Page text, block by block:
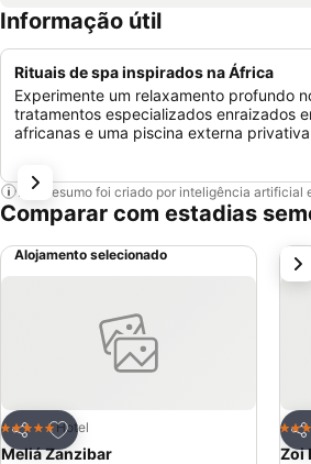
Informação útil
Rituais de spa inspirados na África
Experimente um relaxamento profundo
tratamentos especializados enraizados
africanas e uma piscina externa
Este resumo foi criado por inteligência artificial
Comparar com estadias
Alojamento selecionado
Partilhar
Adicionar aos favoritos
5 EstrelasHotel
Meliá Zanzibar
3
Zoi